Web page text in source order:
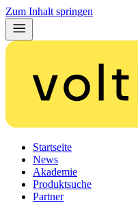
Zum Inhalt springen
Startseite
News
Akademie
Produktsuche
Partner